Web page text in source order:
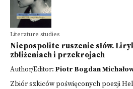
Literature studies
Niepospolite ruszenie słów.
zbliżeniach i przekrojach
Author/Editor: Piotr Bogdan
Zbiór szkiców poświęconych poezji